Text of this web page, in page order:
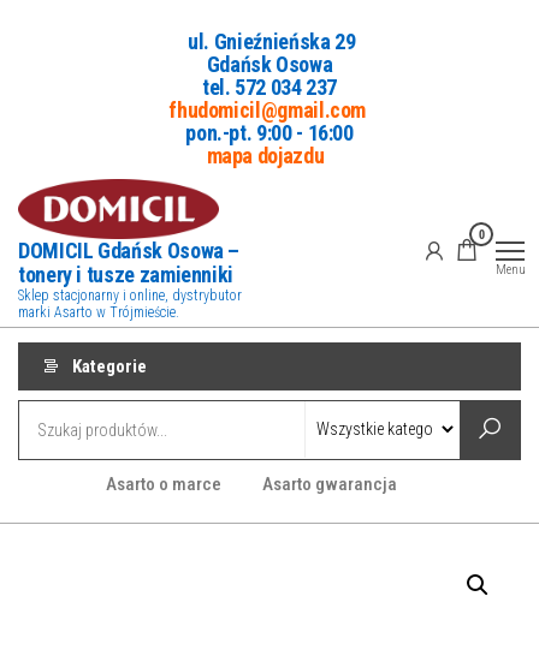
ul. Gnieźnieńska 29
Gdańsk Osowa
tel. 572 034 237
fhudomicil@gmail.com
pon.-pt. 9:00 - 16:00
mapa dojazdu
DOMICIL Gdańsk Osowa –
tonery i tusze zamienniki
Sklep stacjonarny i online, dystrybutor
marki Asarto w Trójmieście.
0
Menu
Kategorie
Asarto o marce Asarto gwarancja